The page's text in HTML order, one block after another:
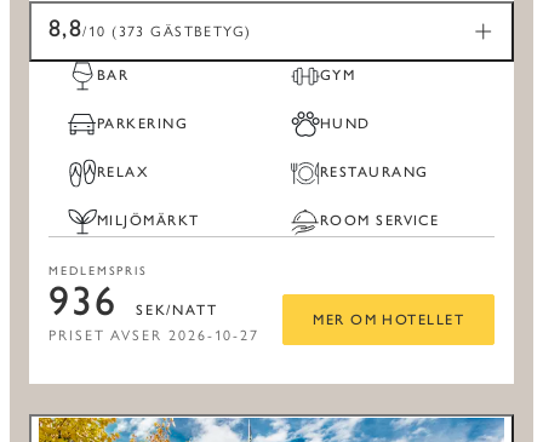
8,8/10 (373 GÄSTBETYG)
BAR GYM
PARKERING HUND
RELAX RESTAURANG
MILJÖMÄRKT ROOM SERVICE
MEDLEMSPRIS
936
SEK/NATT
PRISET AVSER 2026-10-27
MER OM HOTELLET